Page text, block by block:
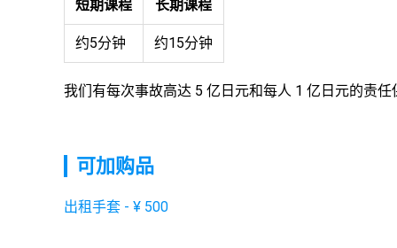
短期课程 长期课程
约5分钟 约15分钟
我们有每次事故高达 5 亿日元和每人 1 亿日元的责任
可加购品
出租手套 - ¥ 500